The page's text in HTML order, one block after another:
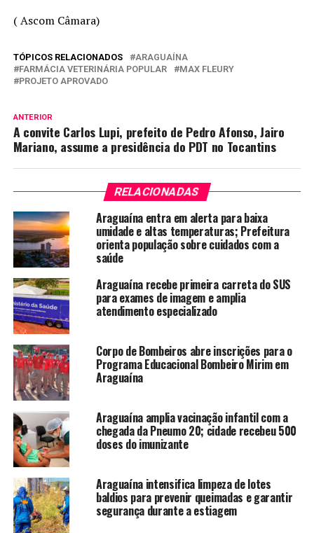
( Ascom Câmara)
TÓPICOS RELACIONADOS
ARAGUAÍNA
FARMÁCIA VETERINÁRIA POPULAR
MAX FLEURY
PROJETO APROVADO
ANTERIOR
A convite Carlos Lupi, prefeito de Pedro Afonso, Jairo
Mariano, assume a presidência do PDT no Tocantins
RELACIONADAS
Araguaína entra em alerta para baixa
umidade e altas temperaturas; Prefeitura
orienta população sobre cuidados com a
saúde
Araguaína recebe primeira carreta do SUS
para exames de imagem e amplia
atendimento especializado
Corpo de Bombeiros abre inscrições para o
Programa Educacional Bombeiro Mirim em
Araguaína
Araguaína amplia vacinação infantil com a
chegada da Pneumo 20; cidade recebeu 500
doses do imunizante
Araguaína intensifica limpeza de lotes
baldios para prevenir queimadas e garantir
segurança durante a estiagem